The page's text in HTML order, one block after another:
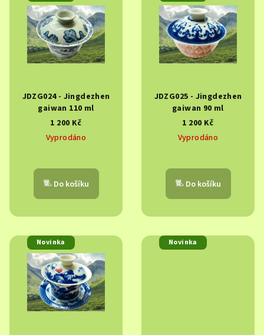
JDZG024 - Jingdezhen
gaiwan 110 ml
1 200 Kč
Vyprodáno
Do košíku
JDZG025 - Jingdezhen
gaiwan 90 ml
1 200 Kč
Vyprodáno
Do košíku
Novinka Novinka